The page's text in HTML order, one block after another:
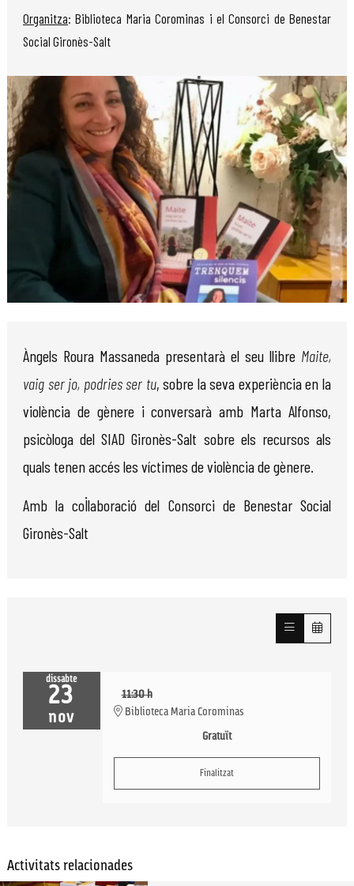
Organitza: Biblioteca Maria Corominas i el Consorci de Benestar
Social Gironès-Salt
Àngels Roura Massaneda presentarà el seu llibre Maite,
vaig ser jo, podries ser tu, sobre la seva experiència en la
violència de gènere i conversarà amb Marta Alfonso,
psicòloga del SIAD Gironès-Salt sobre els recursos als
quals tenen accés les víctimes de violència de gènere.
Amb la col·laboració del Consorci de Benestar Social
Gironès-Salt
dissabte
23
nov
11:30 h
Biblioteca Maria Corominas
Gratuït
Finalitzat
Activitats relacionades